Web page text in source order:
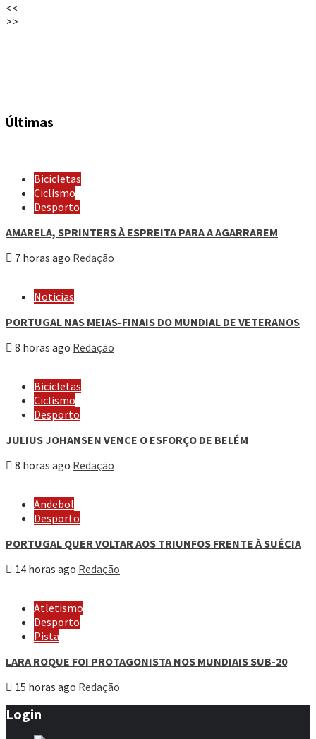
<<
>>
Últimas
Bicicletas
Ciclismo
Desporto
AMARELA, SPRINTERS À ESPREITA PARA A AGARRAREM
7 horas ago Redação
Noticias
PORTUGAL NAS MEIAS-FINAIS DO MUNDIAL DE VETERANOS
8 horas ago Redação
Bicicletas
Ciclismo
Desporto
JULIUS JOHANSEN VENCE O ESFORÇO DE BELÉM
8 horas ago Redação
Andebol
Desporto
PORTUGAL QUER VOLTAR AOS TRIUNFOS FRENTE À SUÉCIA
14 horas ago Redação
Atletismo
Desporto
Pista
LARA ROQUE FOI PROTAGONISTA NOS MUNDIAIS SUB-20
15 horas ago Redação
Login